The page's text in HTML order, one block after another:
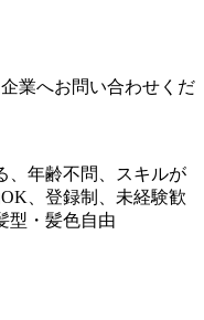
業へお問い合わせくだ
、年齢不問、スキルが
、登録制、未経験歓
型・髪色自由